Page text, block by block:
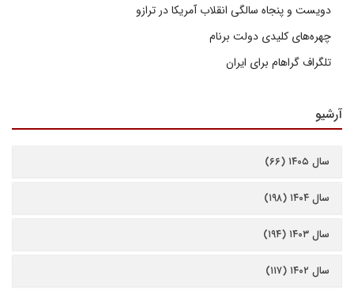
دویست و پنجاه سالگی انقلاب آمریکا در ترازو
چهره‌های کلیدی دولت برنام
تلگراف گراهام برای ایران
آرشیو
سال ۱۴۰۵ (۶۶)
سال ۱۴۰۴ (۱۹۸)
سال ۱۴۰۳ (۱۹۴)
سال ۱۴۰۲ (۱۱۷)